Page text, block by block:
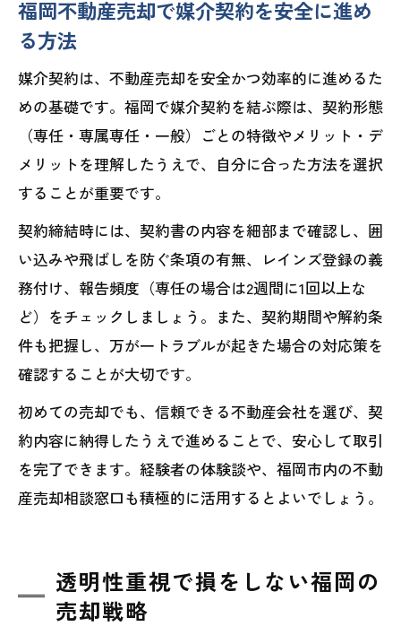
福岡不動産売却で媒介契約を安全に進め
る方法
媒介契約は、不動産売却を安全かつ効率的に進めるた
めの基礎です。福岡で媒介契約を結ぶ際は、契約形態
（専任・専属専任・一般）ごとの特徴やメリット・デ
メリットを理解したうえで、自分に合った方法を選択
することが重要です。
契約締結時には、契約書の内容を細部まで確認し、囲
い込みや飛ばしを防ぐ条項の有無、レインズ登録の義
務付け、報告頻度（専任の場合は2週間に1回以上な
ど）をチェックしましょう。また、契約期間や解約条
件も把握し、万が一トラブルが起きた場合の対応策を
確認することが大切です。
初めての売却でも、信頼できる不動産会社を選び、契
約内容に納得したうえで進めることで、安心して取引
を完了できます。経験者の体験談や、福岡市内の不動
産売却相談窓口も積極的に活用するとよいでしょう。
透明性重視で損をしない福岡の
売却戦略